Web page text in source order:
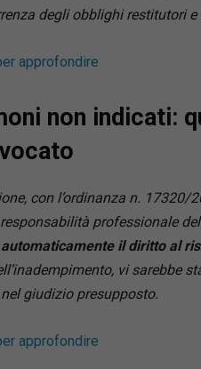
degli obblighi restitutori
approfondire
non indicati:
con l’ordinanza n. 17320/
professionale
il diritto al
vi sarebbe
giudizio presupposto.
approfondire